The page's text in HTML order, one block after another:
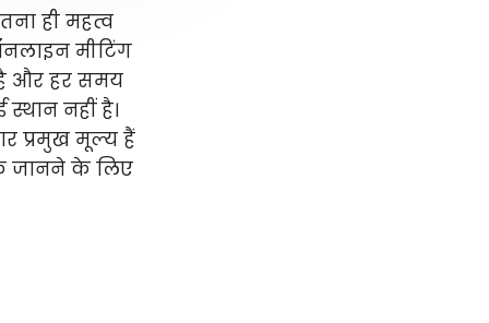
ही महत्व
मीटिंग
है और हर समय
नहीं है।
प्रमुख मूल्य हैं
जानने के लिए